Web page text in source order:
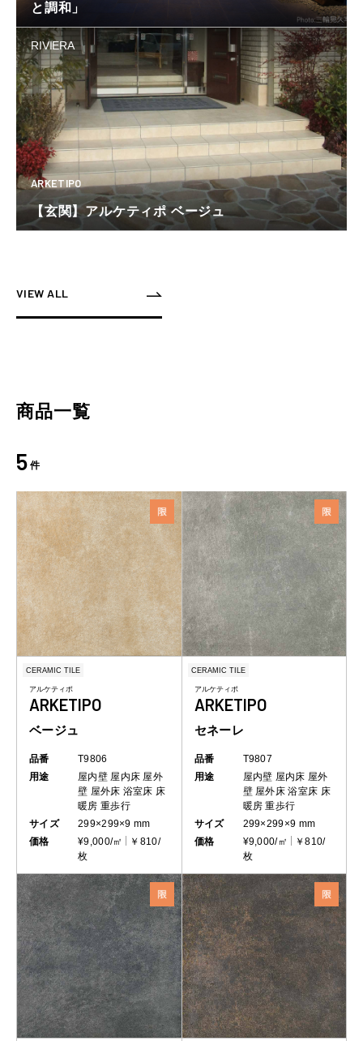
と調和」
RIVIERA
ARKETIPO
【玄関】アルケティポ ベージュ
VIEW ALL
商品一覧
5 件
CERAMIC TILE
アルケティポ
ARKETIPO
ベージュ
品番
T9806
用途
屋内壁 屋内床 屋外
壁 屋外床 浴室床 床
暖房 重歩行
サイズ
299×299×9 mm
価格
¥9,000/㎡
￥810/
枚
CERAMIC TILE
アルケティポ
ARKETIPO
セネーレ
品番
T9807
用途
屋内壁 屋内床 屋外
壁 屋外床 浴室床 床
暖房 重歩行
サイズ
299×299×9 mm
価格
¥9,000/㎡
￥810/
枚